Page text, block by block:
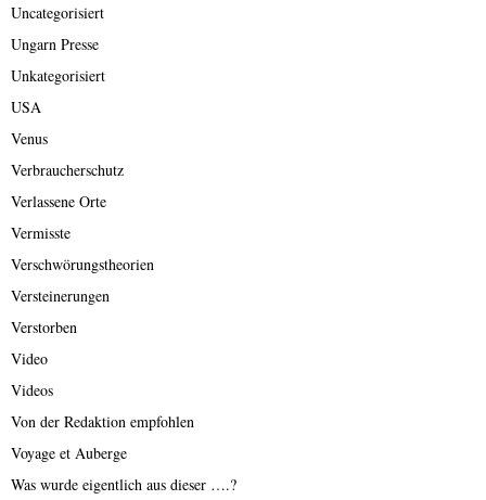
Uncategorisiert
Ungarn Presse
Unkategorisiert
USA
Venus
Verbraucherschutz
Verlassene Orte
Vermisste
Verschwörungstheorien
Versteinerungen
Verstorben
Video
Videos
Von der Redaktion empfohlen
Voyage et Auberge
Was wurde eigentlich aus dieser ….?